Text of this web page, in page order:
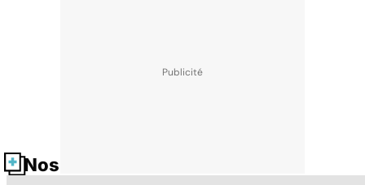
Nos fiches santé